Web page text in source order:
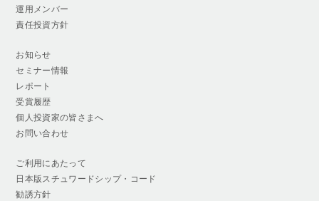
運用メンバー
責任投資方針
お知らせ
セミナー情報
レポート
受賞履歴
個人投資家の皆さまへ
お問い合わせ
ご利用にあたって
日本版スチュワードシップ・コード
勧誘方針